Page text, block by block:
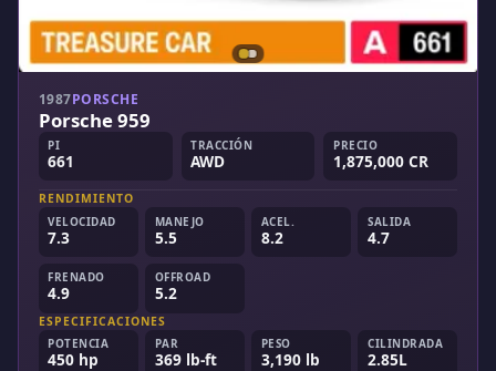
1987PORSCHE
Porsche 959
PI
661
TRACCIÓN
AWD
PRECIO
1,875,000 CR
RENDIMIENTO
VELOCIDAD
7.3
MANEJO
5.5
ACEL.
8.2
SALIDA
4.7
FRENADO
4.9
OFFROAD
5.2
ESPECIFICACIONES
POTENCIA
450 hp
PAR
369 lb-ft
PESO
3,190 lb
CILINDRADA
2.85L